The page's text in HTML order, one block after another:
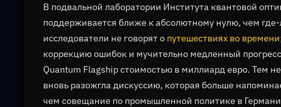
В подвальной лаборатории Института квантовой
поддерживается ближе к абсолютному нулю, чем
исследователи не говорят о путешествиях во времени
коррекцию ошибок и мучительно медленный
Quantum Flagship стоимостью в миллиард евро. Тем
вновь разожгла дискуссию, которая больше
чем совещание по промышленной политике в